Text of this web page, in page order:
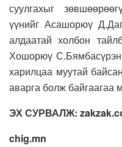
суулгахыг
үүнийг Асашорюү
алдаатай холбон
Хошорюү
харилцаа муутай
аварга болж байгаагаа
ЭХ СУРВАЛЖ:
chig.mn